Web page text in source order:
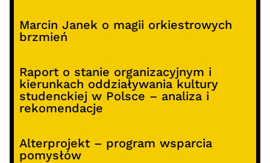
Marcin Janek o magii orkiestrowych
brzmień
Raport o stanie organizacyjnym i
kierunkach oddziaływania kultury
studenckiej w Polsce – analiza i
rekomendacje
Alterprojekt – program wsparcia
pomysłów